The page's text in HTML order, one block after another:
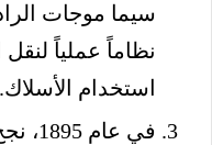
سيما موجات
نظاماً عملياً
استخدام الأسلاك.
في